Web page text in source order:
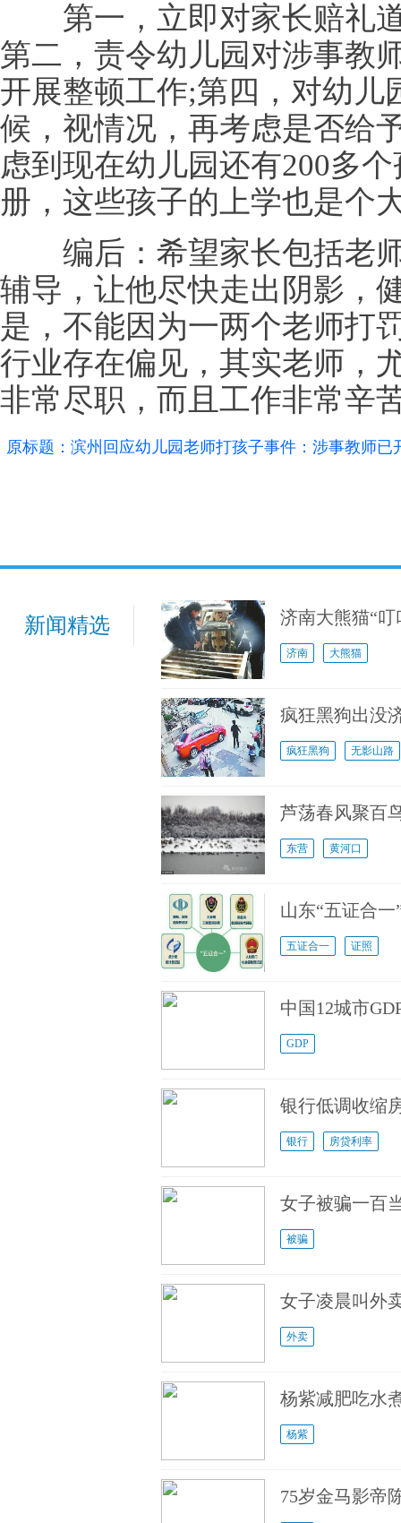
第一，立即对家长赔礼道
第二，责令幼儿园对涉事教
开展整顿工作;第四，对幼儿
候，视情况，再考虑是否给
虑到现在幼儿园还有200多
册，这些孩子的上学也是个
编后：希望家长包括老师
辅导，让他尽快走出阴影，
是，不能因为一两个老师打
行业存在偏见，其实老师，
非常尽职，而且工作非常辛
原标题：滨州回应幼儿园老师打孩子事件：涉事教师已
新闻精选 济南大熊猫“
济南 大熊猫
疯狂黑狗出没
疯狂黑狗 无影山路
芦荡春风聚百
东营 黄河口
山东“五证合
五证合一 证照
中国12城市
GDP
银行低调收缩
银行 房贷利率
女子被骗一百
被骗
女子凌晨叫外
外卖
杨紫减肥吃水
杨紫
75岁金马影帝